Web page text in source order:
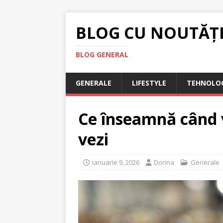
BLOG CU
BLOG GENERAL
GENERALE LIFESTYLE
Ce înseamnă
vezi
ianuarie 9, 2026 Dorina Generale